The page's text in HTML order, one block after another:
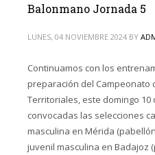
Balonmano Jornada 5
LUNES, 04 NOVIEMBRE 2024 BY
Continuamos con los
preparación del Campeonato
Territoriales, este domingo
convocadas las selecciones
masculina en Mérida
juvenil masculina en Badajoz